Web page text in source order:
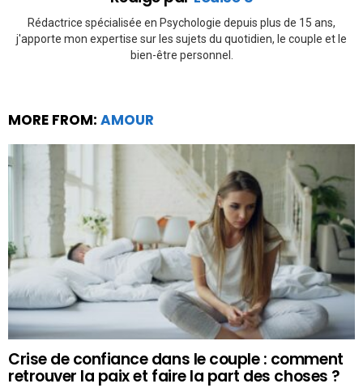
Rédactrice spécialisée en Psychologie depuis plus de 15 ans,
j'apporte mon expertise sur les sujets du quotidien, le couple et le
bien-être personnel.
MORE FROM: AMOUR
Crise de confiance dans le couple : comment
retrouver la paix et faire la part des choses ?